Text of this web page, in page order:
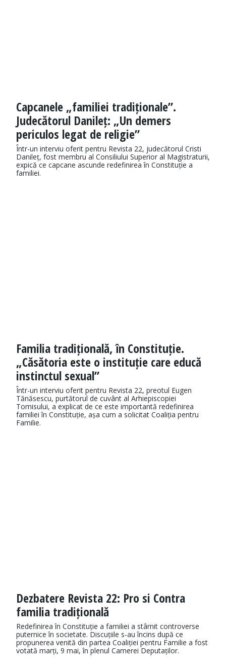
Capcanele „familiei tradiționale”.
Judecătorul Danileț: „Un demers
periculos legat de religie”
Într-un interviu oferit pentru Revista 22, judecătorul Cristi
Danileț, fost membru al Consiliului Superior al Magistraturii,
expică ce capcane ascunde redefinirea în Constituție a
familiei.
Familia tradițională, în Constituție.
„Căsătoria este o instituție care educă
instinctul sexual”
Într-un interviu oferit pentru Revista 22, preotul Eugen
Tănăsescu, purtătorul de cuvânt al Arhiepiscopiei
Tomisului, a explicat de ce este importantă redefinirea
familiei în Constituție, așa cum a solicitat Coaliția pentru
Familie.
Dezbatere Revista 22: Pro si Contra
familia tradițională
Redefinirea în Constituție a familiei a stârnit controverse
puternice în societate. Discuțiile s-au încins după ce
propunerea venită din partea Coaliției pentru Familie a fost
votată marți, 9 mai, în plenul Camerei Deputaților.